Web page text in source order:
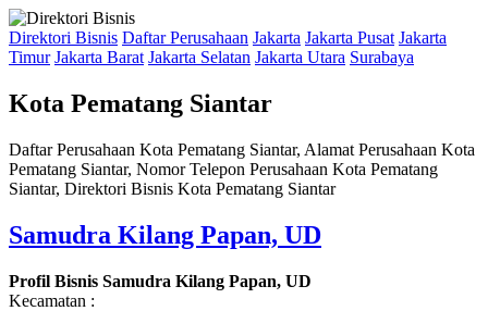
Direktori Bisnis Daftar Perusahaan Jakarta Jakarta Pusat Jakarta
Timur Jakarta Barat Jakarta Selatan Jakarta Utara Surabaya
Kota Pematang Siantar
Daftar Perusahaan Kota Pematang Siantar, Alamat Perusahaan Kota
Pematang Siantar, Nomor Telepon Perusahaan Kota Pematang
Siantar, Direktori Bisnis Kota Pematang Siantar
Samudra Kilang Papan, UD
Profil Bisnis Samudra Kilang Papan, UD
Kecamatan :